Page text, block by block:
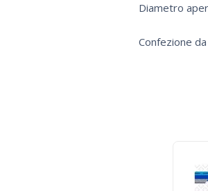
Diametro
Confezione